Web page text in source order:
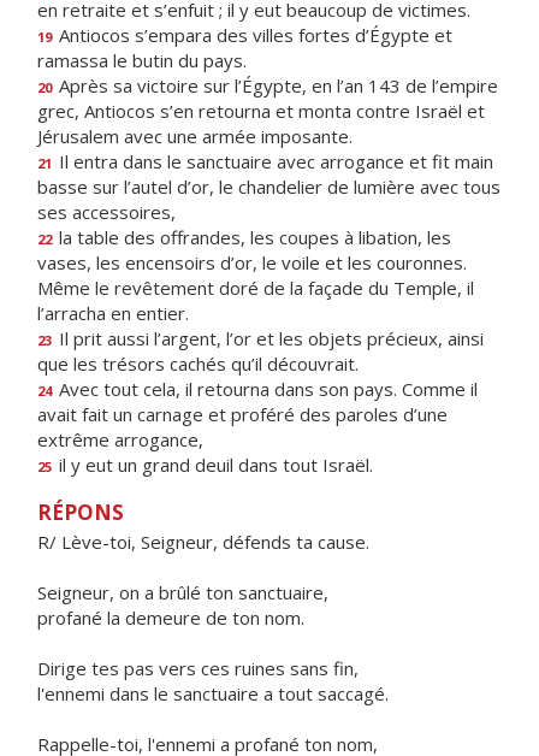
en retraite et s’enfuit ; il y eut beaucoup de victimes.
19 Antiocos s’empara des villes fortes d’Égypte et
ramassa le butin du pays.
20 Après sa victoire sur l’Égypte, en l’an 143 de l’empire
grec, Antiocos s’en retourna et monta contre Israël et
Jérusalem avec une armée imposante.
21 Il entra dans le sanctuaire avec arrogance et fit main
basse sur l’autel d’or, le chandelier de lumière avec tous
ses accessoires,
22 la table des offrandes, les coupes à libation, les
vases, les encensoirs d’or, le voile et les couronnes.
Même le revêtement doré de la façade du Temple, il
l’arracha en entier.
23 Il prit aussi l’argent, l’or et les objets précieux, ainsi
que les trésors cachés qu’il découvrait.
24 Avec tout cela, il retourna dans son pays. Comme il
avait fait un carnage et proféré des paroles d’une
extrême arrogance,
25 il y eut un grand deuil dans tout Israël.
RÉPONS
R/ Lève-toi, Seigneur, défends ta cause.
Seigneur, on a brûlé ton sanctuaire,
profané la demeure de ton nom.
Dirige tes pas vers ces ruines sans fin,
l'ennemi dans le sanctuaire a tout saccagé.
Rappelle-toi, l'ennemi a profané ton nom,